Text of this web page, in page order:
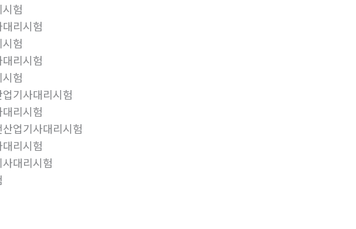
험
리시험
험
리시험
험
기사대리시험
리시험
업기사대리시험
리시험
대리시험